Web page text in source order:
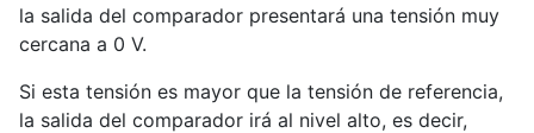
la salida del comparador presentará una tensión muy
cercana a 0 V.
Si esta tensión es mayor que la tensión de referencia,
la salida del comparador irá al nivel alto, es decir,